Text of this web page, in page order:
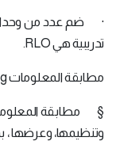
· ضم عدد من وحدات
تدريبية هي RLO.
مطابقة المعلومات Information Mapping
§ مطابقة
وتنظيمها، وعرضها ،